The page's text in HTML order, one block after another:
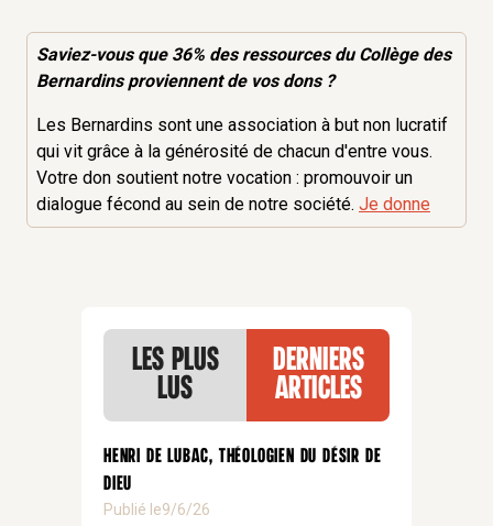
Saviez-vous que 36% desressourcesdu Collège des
Bernardins proviennent de vos dons ?
Les Bernardins sont une association à but non lucratif
qui vit grâce à la générosité de chacun d'entre vous.
Votre don soutient notre vocation : promouvoir un
dialogue fécond au sein de notre société. Je donne
Les plus
lus
Derniers
articles
Henri de Lubac, théologien du désir de
Dieu
Publié le9/6/26